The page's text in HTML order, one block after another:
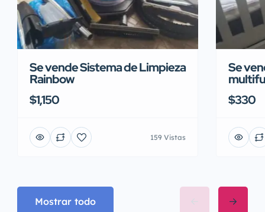
Se vende Sistema de Limpieza
Rainbow
$1,150
159 Vistas
Se
$330
Mostrar todo